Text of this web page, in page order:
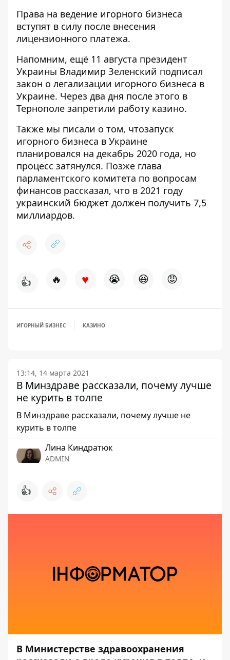
Права на ведение игорного бизнеса
вступят в силу после внесения
лицензионного платежа.
Напомним, ещё 11 августа президент
Украины Владимир Зеленский подписал
закон о легализации игорного бизнеса в
Украине. Через два дня после этого в
Тернополе запретили работу казино.
Также мы писали о том, чтозапуск
игорного бизнеса в Украине
планировался на декабрь 2020 года, но
процесс затянулся. Позже глава
парламентского комитета по вопросам
финансов рассказал, что в 2021 году
украинский бюджет должен получить 7,5
миллиардов.
👍 🔥 ♥ 😭 😆 😡
ИГОРНЫЙ БИЗНЕС КАЗИНО
13:14, 14 марта 2021
В Минздраве рассказали, почему лучше
не курить в толпе
В Минздраве рассказали, почему лучше не
курить в толпе
Лина Киндратюк
ADMIN
👍
В Министерстве здравоохранения